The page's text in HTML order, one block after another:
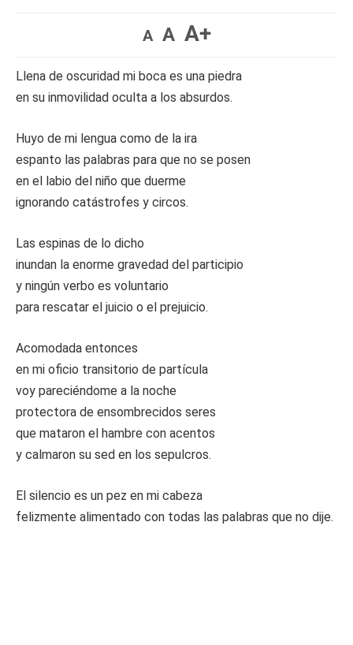
A A A+
Llena de oscuridad mi boca es una piedra
en su inmovilidad oculta a los absurdos.
Huyo de mi lengua como de la ira
espanto las palabras para que no se posen
en el labio del niño que duerme
ignorando catástrofes y circos.
Las espinas de lo dicho
inundan la enorme gravedad del participio
y ningún verbo es voluntario
para rescatar el juicio o el prejuicio.
Acomodada entonces
en mi oficio transitorio de partícula
voy pareciéndome a la noche
protectora de ensombrecidos seres
que mataron el hambre con acentos
y calmaron su sed en los sepulcros.
El silencio es un pez en mi cabeza
felizmente alimentado con todas las palabras que no dije.